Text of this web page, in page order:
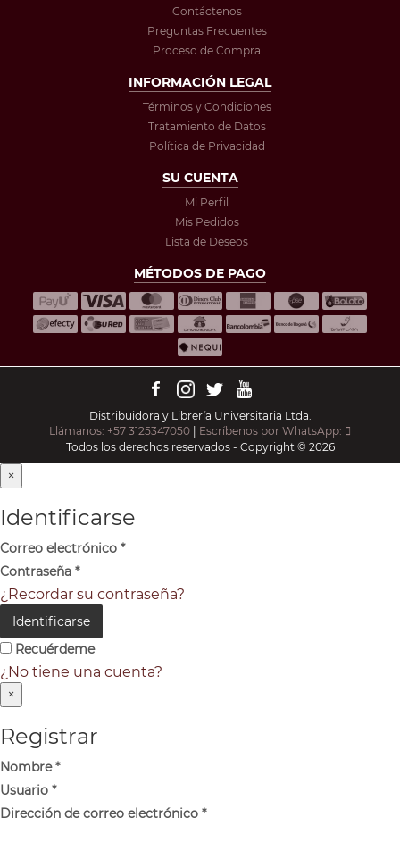
Contáctenos
Preguntas Frecuentes
Proceso de Compra
INFORMACIÓN LEGAL
Términos y Condiciones
Tratamiento de Datos
Política de Privacidad
SU CUENTA
Mi Perfil
Mis Pedidos
Lista de Deseos
MÉTODOS DE PAGO
Distribuidora y Librería Universitaria Ltda.
Llámanos: +57 3125347050 | Escríbenos por WhatsApp:
Todos los derechos reservados - Copyright © 2026
×
Identificarse
Correo electrónico *
Contraseña *
¿Recordar su contraseña?
Identificarse
Recuérdeme
¿No tiene una cuenta?
×
Registrar
Nombre*
Usuario *
Dirección de correo electrónico *